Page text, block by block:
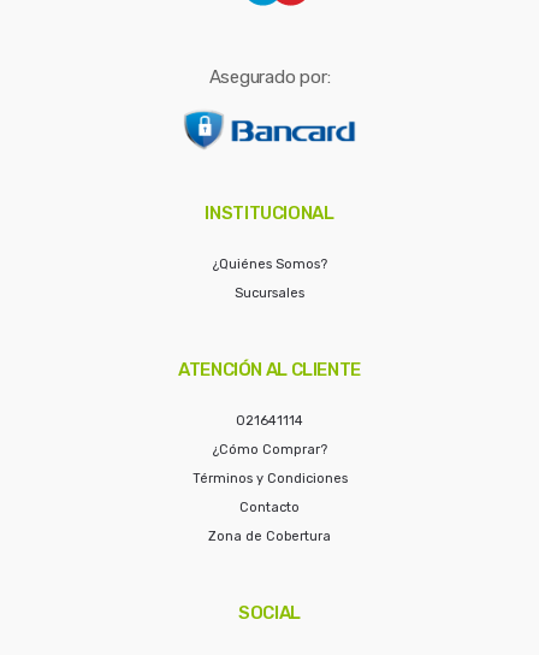
Asegurado por:
INSTITUCIONAL
¿Quiénes Somos?
Sucursales
ATENCIÓN AL CLIENTE
021641114
¿Cómo Comprar?
Términos y Condiciones
Contacto
Zona de Cobertura
SOCIAL